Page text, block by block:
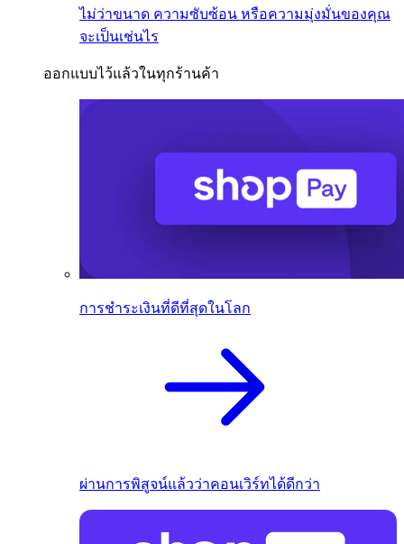
ไม่ว่าขนาด ความซับซ้อน หรือความมุ่งมั่นของคุณ
จะเป็นเช่นไร
ออกแบบไว้แล้วในทุกร้านค้า
การชำระเงินที่ดีที่สุดในโลก
ผ่านการพิสูจน์แล้วว่าคอนเวิร์ทได้ดีกว่า